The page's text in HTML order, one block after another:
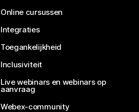
Online cursussen
Integraties
Toegankelijkheid
Inclusiviteit
Live webinars en webinars op
aanvraag
Webex-community